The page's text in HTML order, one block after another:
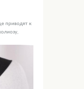
приводят к